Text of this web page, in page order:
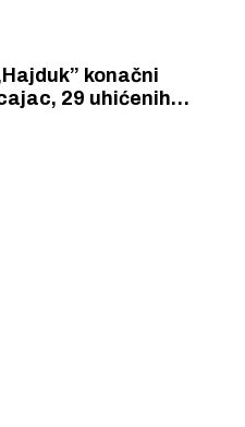
konačni
29 uhićenih
požar na stadionu